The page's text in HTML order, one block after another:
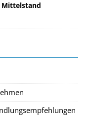
Mittelstand